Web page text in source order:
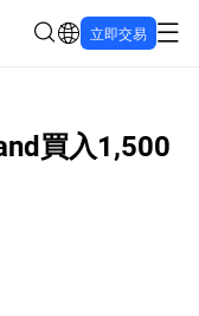
立即交易
買入1,500